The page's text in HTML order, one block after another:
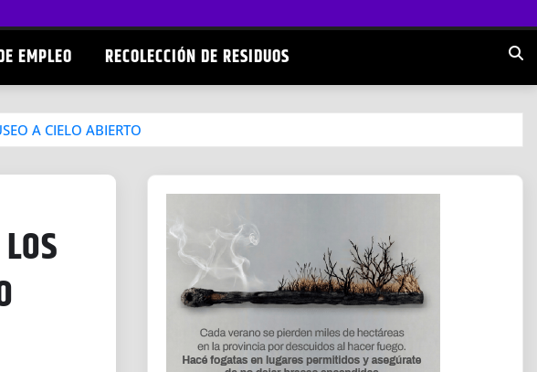
EMPLEO RECOLECCIÓN DE RESIDUOS
A CIELO ABIERTO